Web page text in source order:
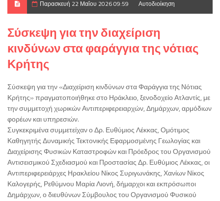
Παρασκευή 22 Μαΐου 2026 09:59 Αυτοδιοίκηση
Σύσκεψη για την διαχείριση
κινδύνων στα φαράγγια της νότιας
Κρήτης
Σύσκεψη για την «Διαχείριση κινδύνων στα Φαράγγια της Νότιας
Κρήτης» πραγματοποιήθηκε στο Ηράκλειο, ξενοδοχείο Ατλαντίς, με
την συμμετοχή χωρικών Αντιπεριφερειαρχών, Δημάρχων, αρμόδιων
φορέων και υπηρεσιών.
Συγκεκριμένα συμμετείχαν ο Δρ. Ευθύμιος Λέκκας, Ομότιμος
Καθηγητής Δυναμικής Τεκτονικής Εφαρμοσμένης Γεωλογίας και
Διαχείρισης Φυσικών Καταστροφών και Πρόεδρος του Οργανισμού
Αντισεισμικού Σχεδιασμού και Προστασίας Δρ. Ευθύμιος Λέκκας, οι
Αντιπεριφερειάρχες Ηρακλείου Νίκος Συριγωνάκης, Χανίων Νίκος
Καλογερής, Ρεθύμνου Μαρία Λιονή, δήμαρχοι και εκπρόσωποι
Δημάρχων, ο διευθύνων Σύμβουλος του Οργανισμού Φυσικού